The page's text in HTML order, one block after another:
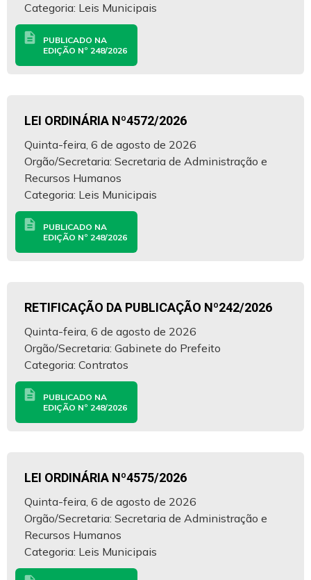
Categoria: Leis Municipais
description
PUBLICADO NA
EDIÇÃO Nº 248/2026
LEI ORDINÁRIA Nº4572/2026
Quinta-feira, 6 de agosto de 2026
Orgão/Secretaria: Secretaria de Administração e
Recursos Humanos
Categoria: Leis Municipais
description
PUBLICADO NA
EDIÇÃO Nº 248/2026
RETIFICAÇÃO DA PUBLICAÇÃO Nº242/2026
Quinta-feira, 6 de agosto de 2026
Orgão/Secretaria: Gabinete do Prefeito
Categoria: Contratos
description
PUBLICADO NA
EDIÇÃO Nº 248/2026
LEI ORDINÁRIA Nº4575/2026
Quinta-feira, 6 de agosto de 2026
Orgão/Secretaria: Secretaria de Administração e
Recursos Humanos
Categoria: Leis Municipais